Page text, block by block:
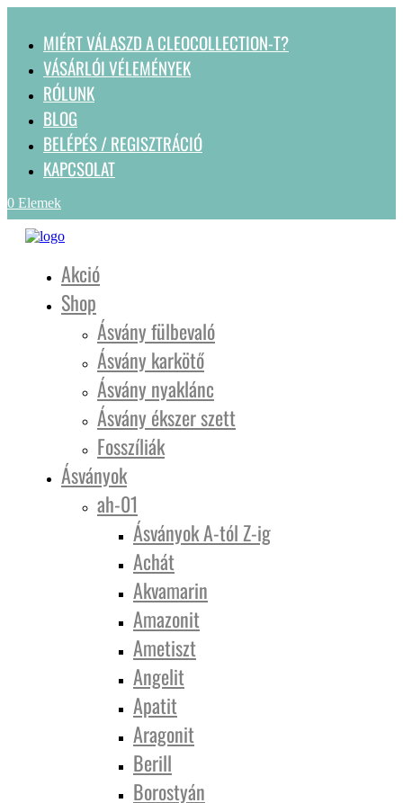
MIÉRT VÁLASZD A CLEOCOLLECTION-T?
VÁSÁRLÓI VÉLEMÉNYEK
RÓLUNK
BLOG
BELÉPÉS / REGISZTRÁCIÓ
KAPCSOLAT
0 Elemek
Akció
Shop
Ásvány fülbevaló
Ásvány karkötő
Ásvány nyaklánc
Ásvány ékszer szett
Fosszíliák
Ásványok
ah-01
Ásványok A-tól Z-ig
Achát
Akvamarin
Amazonit
Ametiszt
Angelit
Apatit
Aragonit
Berill
Borostyán